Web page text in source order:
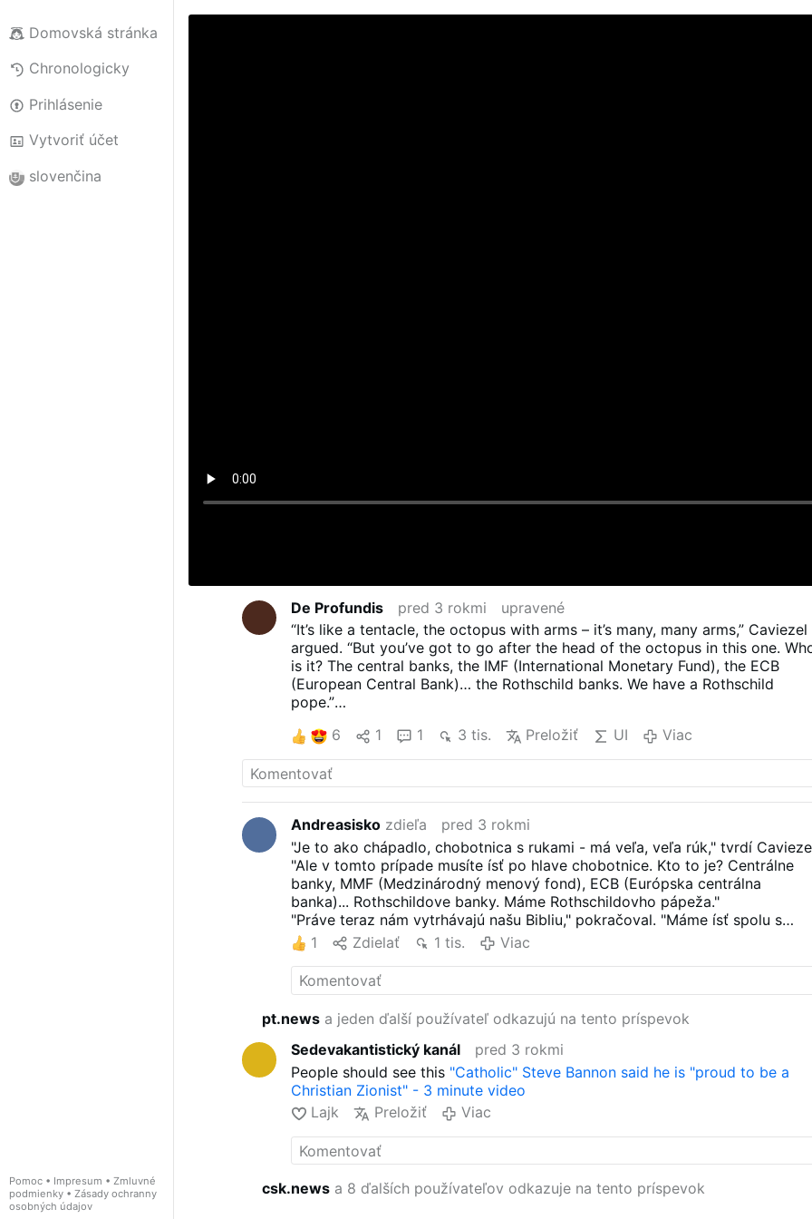
Domovská stránka
Chronologicky
Prihlásenie
Vytvoriť účet
slovenčina
Pomoc• Impresum • Zmluvné
podmienky• Zásady ochranny
osobných údajov
De Profundis pred 3 rokmi
upravené
“It’s like a tentacle, the octopus with arms – it’s many, many arms,” Caviezel
argued. “But you’ve got to go after the head of the octopus in this one.
is it? The central banks, the IMF (International Monetary Fund), the ECB
(European Central Bank)… the Rothschild banks. We have a Rothschild
pope.”
supposed to go along with the LGBTQ community? Where is our Pope?
is he not speaking out when poor Catholics are being ripped to kingdom
come from the FBI?”
6 1 1 3 tis. Preložiť UI Viac
Andreasisko zdieľa
pred 3 rokmi
"Je to ako chápadlo, chobotnica s rukami - má veľa, veľa rúk," tvrdí
"Ale v tomto prípade musíte ísť po hlave chobotnice. Kto to je? Centrálne
banky, MMF (Medzinárodný menový fond), ECB (Európska centrálna
banka)... Rothschildove banky. Máme Rothschildovho pápeža."
"Práve teraz nám vytrhávajú našu Bibliu," pokračoval. "Máme ísť spolu s
komunitou LGBTQ? Kde je náš pápež? Prečo sa nevyjadruje, keď sú chudáci
katolíci vytrhávaní z FBI až do kráľa?"
1 Zdielať 1 tis. Viac
pt.news a jeden ďalší používateľ odkazujú na tento príspevok
Sedevakantistický kanál
pred 3 rokmi
People should see this "Catholic" Steve Bannon said he is "proud to be a
Christian Zionist" - 3 minute video
Lajk
Preložiť Viac
csk.news a 8 ďalších používateľov odkazuje na tento príspevok